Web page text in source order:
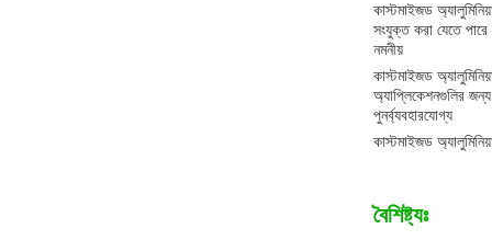
কাস্টমাইজড
সংযুক্ত করা যেতে
নমনীয়
কাস্টমাইজড
অ্যাপ্লিকেশনগুলির
পুনর্ব্যবহারযোগ্য
কাস্টমাইজড
বৈশিষ্ট্যঃ